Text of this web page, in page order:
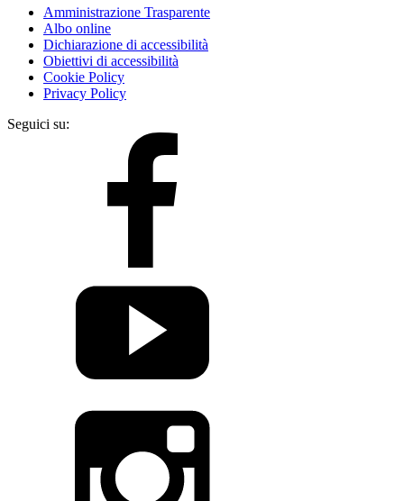
Amministrazione Trasparente
Albo online
Dichiarazione di accessibilità
Obiettivi di accessibilità
Cookie Policy
Privacy Policy
Seguici su: